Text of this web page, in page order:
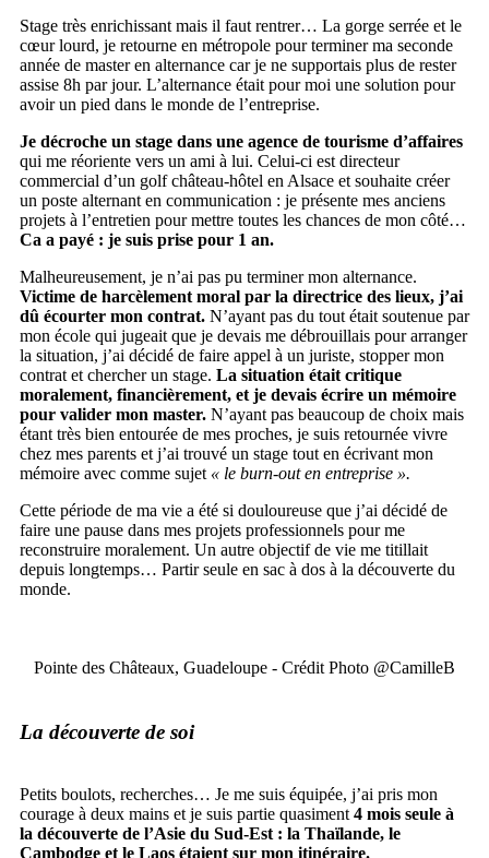
Stage très enrichissant mais il faut rentrer… La gorge serrée et le
cœur lourd, je retourne en métropole pour terminer ma seconde
année de master en alternance car je ne supportais plus de rester
assise 8h par jour. L’alternance était pour moi une solution pour
avoir un pied dans le monde de l’entreprise.
Je décroche un stage dans une agence de tourisme d’affaires
qui me réoriente vers un ami à lui. Celui-ci est directeur
commercial d’un golf château-hôtel en Alsace et souhaite créer
un poste alternant en communication : je présente mes anciens
projets à l’entretien pour mettre toutes les chances de mon côté…
Ca a payé : je suis prise pour 1 an.
Malheureusement, je n’ai pas pu terminer mon alternance.
Victime de harcèlement moral par la directrice des lieux, j’ai
dû écourter mon contrat. N’ayant pas du tout était soutenue par
mon école qui jugeait que je devais me débrouillais pour arranger
la situation, j’ai décidé de faire appel à un juriste, stopper mon
contrat et chercher un stage. La situation était critique
moralement, financièrement, et je devais écrire un mémoire
pour valider mon master. N’ayant pas beaucoup de choix mais
étant très bien entourée de mes proches, je suis retournée vivre
chez mes parents et j’ai trouvé un stage tout en écrivant mon
mémoire avec comme sujet « le burn-out en entreprise ».
Cette période de ma vie a été si douloureuse que j’ai décidé de
faire une pause dans mes projets professionnels pour me
reconstruire moralement. Un autre objectif de vie me titillait
depuis longtemps… Partir seule en sac à dos à la découverte du
monde.
Pointe des Châteaux, Guadeloupe - Crédit Photo @CamilleB
La découverte de soi
Petits boulots, recherches… Je me suis équipée, j’ai pris mon
courage à deux mains et je suis partie quasiment 4 mois seule à
la découverte de l’Asie du Sud-Est : la Thaïlande, le
Cambodge et le Laos étaient sur mon itinéraire.